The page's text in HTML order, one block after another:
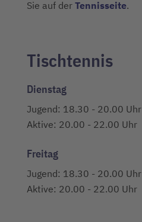
Sie auf der Tennisseite.
Tischtennis
Dienstag
Jugend: 18.30 - 20.00 Uhr
Aktive: 20.00 - 22.00 Uhr
Freitag
Jugend: 18.30 - 20.00 Uhr
Aktive: 20.00 - 22.00 Uhr